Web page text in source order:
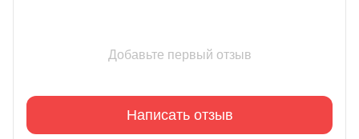
Добавьте первый отзыв
Написать отзыв